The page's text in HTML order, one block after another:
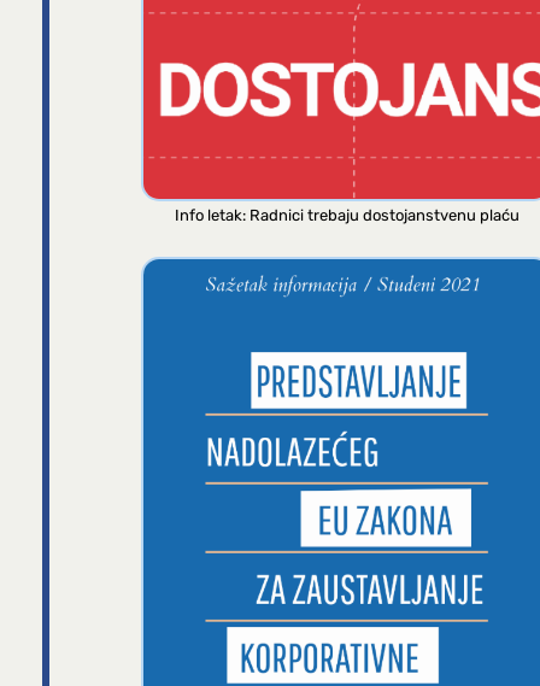
Info letak: Radnici trebaju dostojanstvenu plaću